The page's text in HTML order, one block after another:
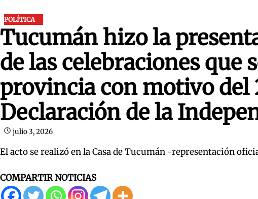
POLÍTICA
Tucumán hizo la
de las celebraciones que
provincia con motivo del
Declaración de la
julio 3, 2026
El acto se realizó en la Casa de Tucumán -representación
COMPARTIR NOTICIAS